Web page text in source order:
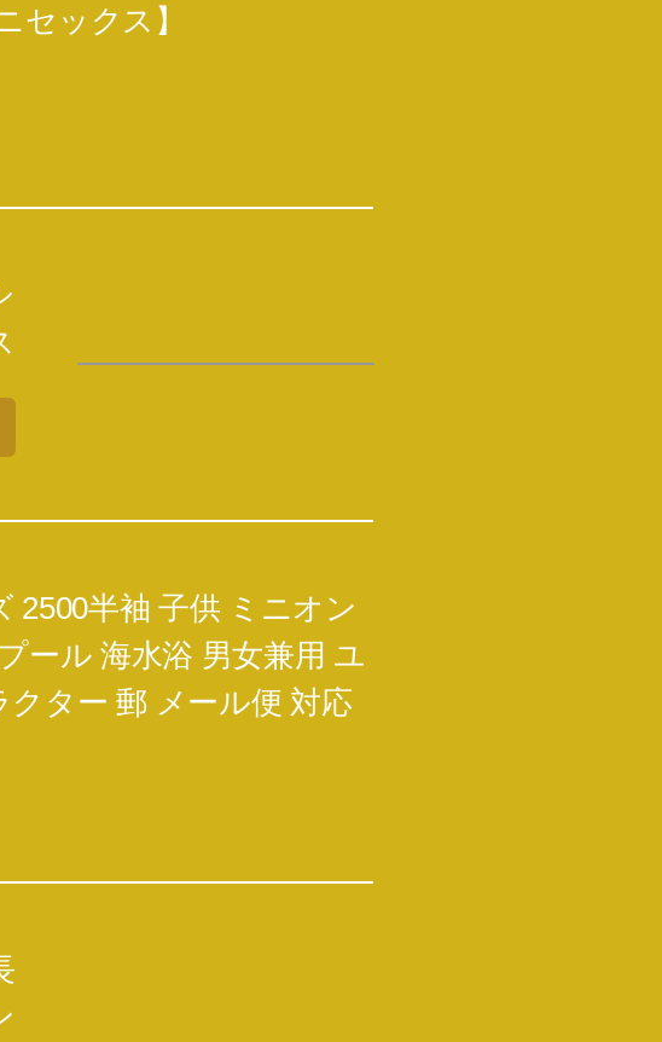
セックス】
2500半袖 子供 ミニオン
ール 海水浴 男女兼用 ユ
ター 郵 メール便 対応